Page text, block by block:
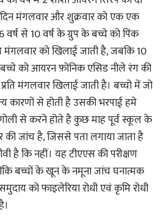
मंगलवार और शुक्रवार को एक एक
से 10 वर्ष के ग्रुप के बच्चे को पिंक
को खिलाई जाती है, जबकि 10
को आयरन फ़ोनिक एसिड नीले रंग की
मंगलवार खिलाई जाती है। बच्चो में जो
कारणों से होती है उसकी भरपाई हमे
से करने होते है कुछ माह पूर्व स्कूल के
की जांच है, जिससे पता लगाया जाता है
है कि नहीं। यह टीएएस की परीक्षण
बच्चों के खून के नमूना जांच घनात्मक
को फाइलेरिया रोधी एवं कृमि रोधी